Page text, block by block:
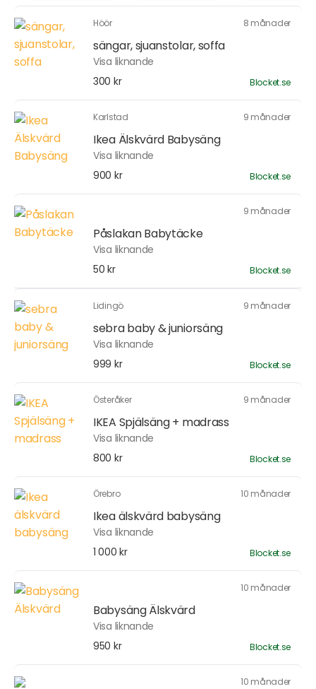
Höör 8 månader
sängar, sjuanstolar, soffa
Visa liknande
300 kr
Blocket.se
Karlstad 9 månader
Ikea Älskvärd Babysäng
Visa liknande
900 kr
Blocket.se
9 månader
Påslakan Babytäcke
Visa liknande
50 kr
Blocket.se
Lidingö 9 månader
sebra baby & juniorsäng
Visa liknande
999 kr
Blocket.se
Österåker 9 månader
IKEA Spjälsäng + madrass
Visa liknande
800 kr
Blocket.se
Örebro 10 månader
Ikea älskvärd babysäng
Visa liknande
1 000 kr
Blocket.se
10 månader
Babysäng Älskvärd
Visa liknande
950 kr
Blocket.se
10 månader